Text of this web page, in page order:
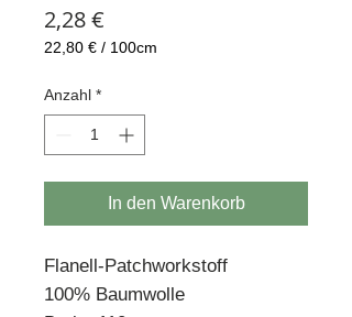
2,28 €
22,80 € / 100cm
pro
Zentimeter
Anzahl *
In den Warenkorb
Flanell-Patchworkstoff
100% Baumwolle